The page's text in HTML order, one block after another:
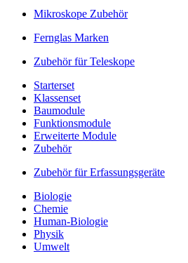
Mikroskope Zubehör
Fernglas Marken
Zubehör für Teleskope
Starterset
Klassenset
Baumodule
Funktionsmodule
Erweiterte Module
Zubehör
Zubehör für Erfassungsgeräte
Biologie
Chemie
Human-Biologie
Physik
Umwelt